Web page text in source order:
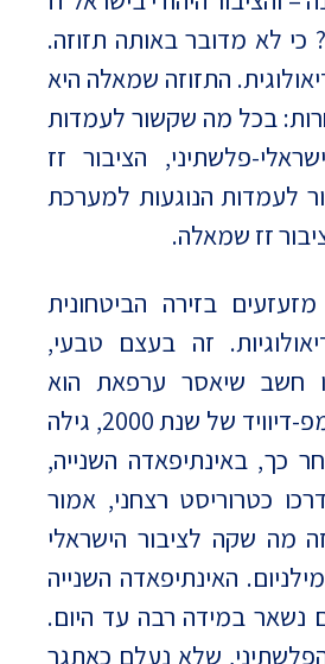
כי לא מדובר באותה תזוזה.
התזוזה שמאלה היא
בכל מה שקשור לעמדות
פלשתיני, הציבור זז
לעמדות הנוגעות למערכת
זז שמאלה.
בזירה הביטחונית
זה בעצם טבעי,
חשב שיאסר ערפאת הוא
פרטנר, ואחר כך, בקמפ-דיוויד של שנת 2000, גילה
כך, באינתיפאדה השנייה,
כטרוריסט רצחני, אמור
מה שקה לציבור הישראלי
האינתיפאדה השנייה
נשאר במידה רבה עד היום.
שלא נעלם כאתגר